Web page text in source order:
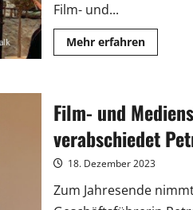
Film- und...
Mehr erfahrenMehr
MIP
Cocktail“
als
Film- und
verabschiedet
18. Dezember 2023
Zum Jahresende